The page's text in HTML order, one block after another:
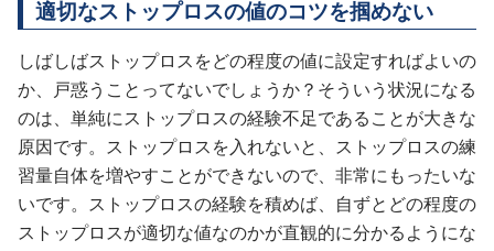
適切なストップロスの値のコツを掴めない
しばしばストップロスをどの程度の値に設定すればよいの
か、戸惑うことってないでしょうか？そういう状況になる
のは、単純にストップロスの経験不足であることが大きな
原因です。ストップロスを入れないと、ストップロスの練
習量自体を増やすことができないので、非常にもったいな
いです。ストップロスの経験を積めば、自ずとどの程度の
ストップロスが適切な値なのかが直観的に分かるようにな